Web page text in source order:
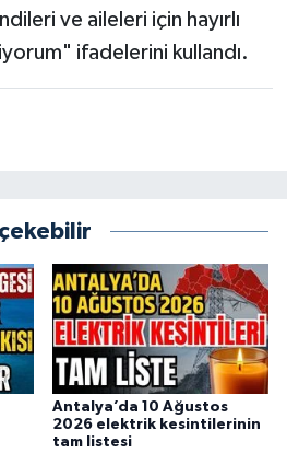
ve aileleri için hayırlı
ifadelerini kullandı.
Antalya’da 10 Ağustos
2026 elektrik kesintilerinin
tam listesi